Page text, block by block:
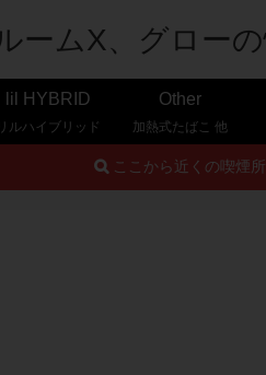
lil HYBRID
リルハイブリッド
Other
加熱式たばこ 他
ここから近くの喫煙所